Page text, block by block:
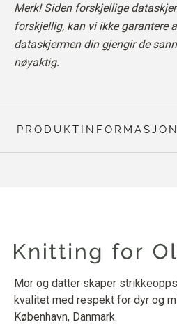
Merk! Siden forskjellige
forskjellig, kan vi ikke garantere
dataskjermen din gjengir de
nøyaktig.
PRODUKTINFORMASJON
Mor og datter skaper
kvalitet med respekt for dyr og
København, Danmark.